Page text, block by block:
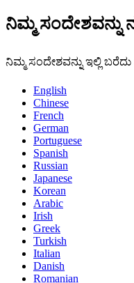
ನಿಮ್ಮ
ನಿಮ್ಮ ಸಂದೇಶವನ್ನು ಇಲ್ಲಿ
English
Chinese
French
German
Portuguese
Spanish
Russian
Japanese
Korean
Arabic
Irish
Greek
Turkish
Italian
Danish
Romanian